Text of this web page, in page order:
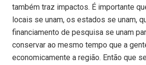
também traz impactos. É importante
locais se unam, os estados se unam,
financiamento de pesquisa se unam
conservar ao mesmo tempo que a
economicamente a região. Então que